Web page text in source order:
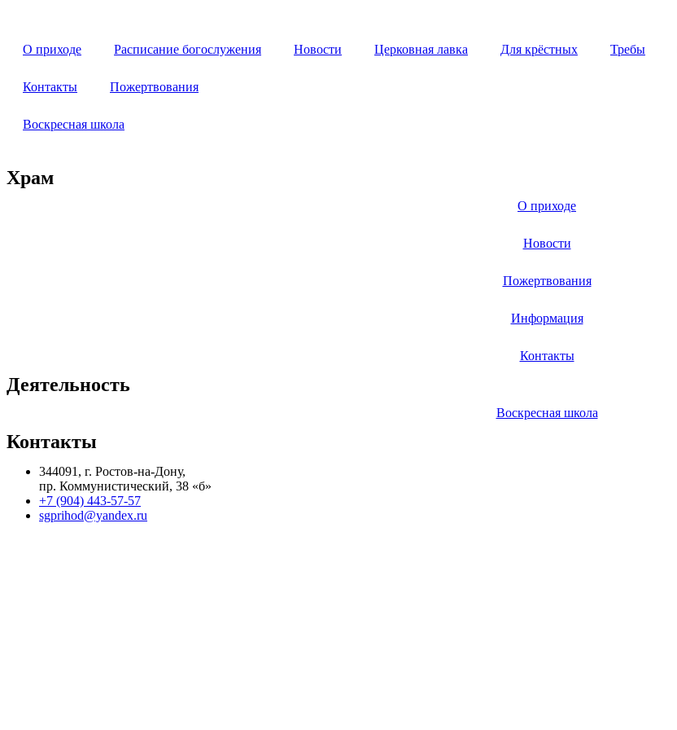
содержимому
О приходе Расписание богослужения Новости Церковная лавка Для крёстных Требы
Контакты Пожертвования
Воскресная школа
Храм
О приходе
Новости
Пожертвования
Информация
Контакты
Деятельность
Воскресная школа
Контакты
344091, г. Ростов-на-Дону,
пр. Коммунистический, 38 «б»
+7 (904) 443-57-57
sgprihod@yandex.ru